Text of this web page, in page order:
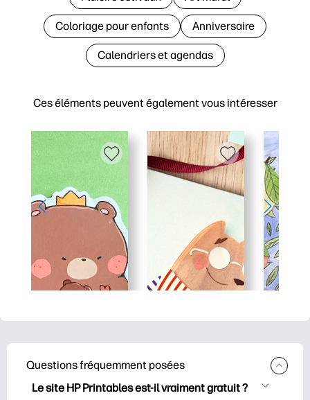
Ces éléments peuvent également vous intéresser
Coloriage pour enfants Anniversaire
Calendriers et agendas
Questions fréquemment posées
Le site HP Printables est-il vraiment gratuit ?